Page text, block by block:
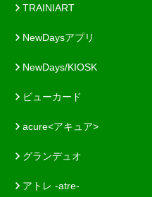
TRAINIART
NewDaysアプリ
NewDays/KIOSK
ビューカード
acure<アキュア>
グランデュオ
アトレ -atre-